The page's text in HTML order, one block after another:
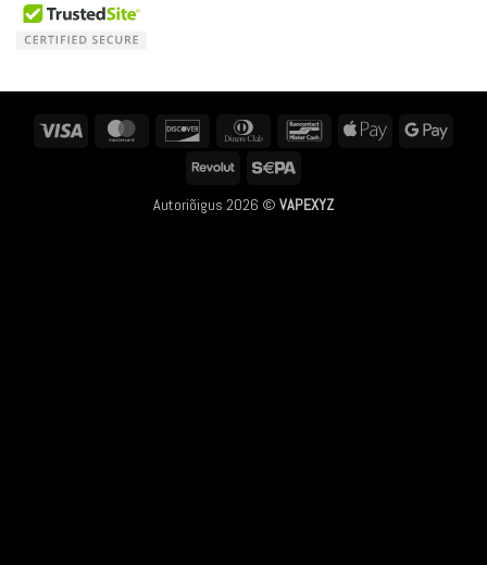
Visa MasterCard Discover
Dinners
BancontactApple
Revolut
Autoriõigus 2026 © VAPEXYZ